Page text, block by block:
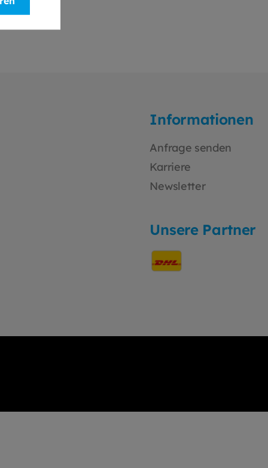
Informationen
Anfrage senden
Karriere
Newsletter
Unsere Partner